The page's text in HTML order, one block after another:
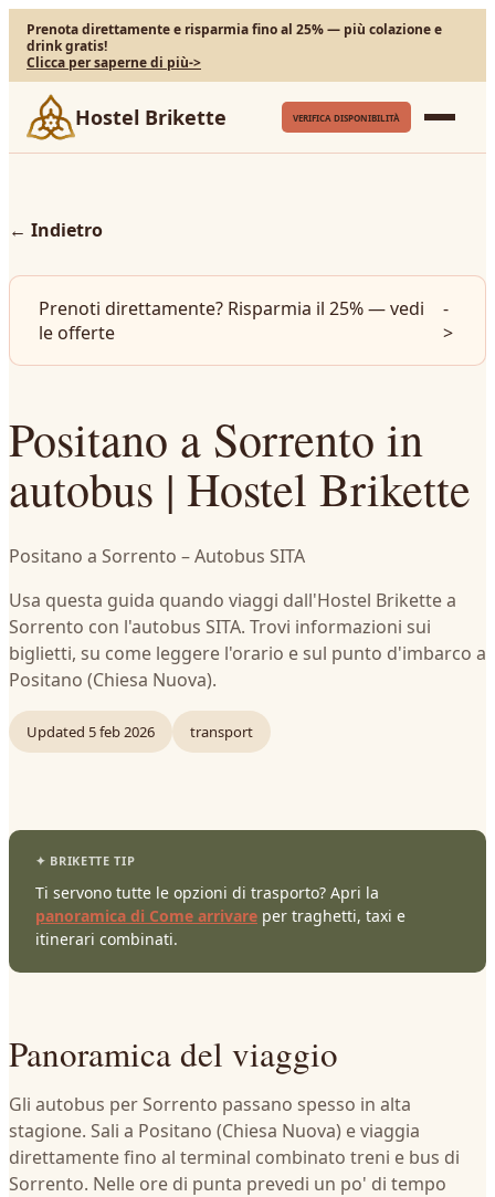
Prenota direttamente e risparmia fino al 25% — più colazione e
drink gratis!
Clicca per saperne di più->
Hostel Brikette VERIFICA DISPONIBILITÀ
← Indietro
Prenoti direttamente? Risparmia il 25% — vedi
le offerte
-
>
Positano a Sorrento in
autobus | Hostel Brikette
Positano a Sorrento – Autobus SITA
Usa questa guida quando viaggi dall'Hostel Brikette a
Sorrento con l'autobus SITA. Trovi informazioni sui
biglietti, su come leggere l'orario e sul punto d'imbarco a
Positano (Chiesa Nuova).
Updated 5 feb 2026 transport
Ti servono tutte le opzioni di trasporto? Apri la
panoramica di Come arrivare per traghetti, taxi e
itinerari combinati.
Panoramica del viaggio
Gli autobus per Sorrento passano spesso in alta
stagione. Sali a Positano (Chiesa Nuova) e viaggia
direttamente fino al terminal combinato treni e bus di
Sorrento. Nelle ore di punta prevedi un po' di tempo